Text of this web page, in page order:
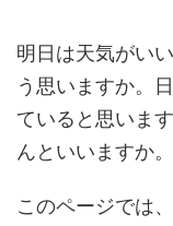
明日は天気がい
う思いますか。
ていると思いま
んといいますか
このページでは